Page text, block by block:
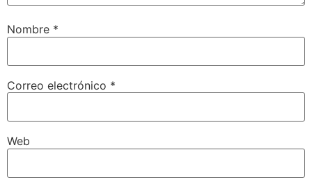
Nombre *
Correo electrónico *
Web